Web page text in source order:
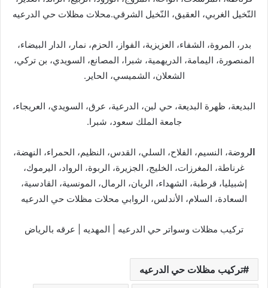
النّخيل الغربي، العقيق، النّخيل الشرقي.محلات مظلات حي الدرعيه
بدر، المروة، الشفاء، العزيزية، الفواز، الحزم، نمار، الدار البيضاء،
المنصورة، اليمامة، الدريهمية، شبرا، المصانع، السويدي، بن تركي،
الشعلان، الشميسي، الحاير.
البديعة، ظهرة البديعة، حي لبن، الدرعية، عرق، السويدي، العريجاء،
جامعة الملك سعود، شبرا.
الروضة، النسيم، الفلاح، السلي، القدس، النظيم، الحمراء، النهضة،
غرناطة، المغرزات، الخليج، الجزيرة، الربوة، الرواد، اليرموك،
إشبيليا، قرطبة، الشهداء، الريان، الرمال، المونسية، القادسية،
السعادة، السلام، الأندلس، الروابي محلات مظلات حي الدرعيه
تركيب مظلات وسواتر حي الدرعيه | المهديه | عرقه بالرياض
تركيب مظلات حي الدرعيه